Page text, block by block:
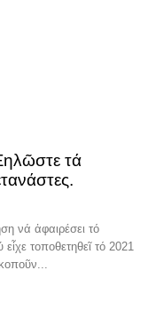
τά
νά ἀφαιρέσει τό
τοποθετηθεῖ τό 2021